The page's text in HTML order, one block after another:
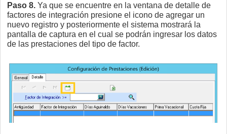
Paso 8. Ya que se encuentre en la ventana de detalle de
factores de integración presione el icono de agregar un
nuevo registro y posteriormente el sistema mostrará la
pantalla de captura en el cual se podrán ingresar los datos
de las prestaciones del tipo de factor.